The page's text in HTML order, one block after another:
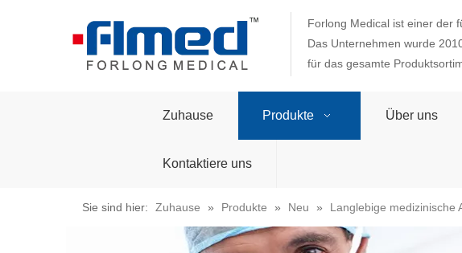
Forlong Medical ist einer der
Das Unternehmen wurde
für das gesamte
Zuhause Produkte Über uns
Kontaktiere uns
Sie sind hier: Zuhause » Produkte » Neu » Langlebige medizinische